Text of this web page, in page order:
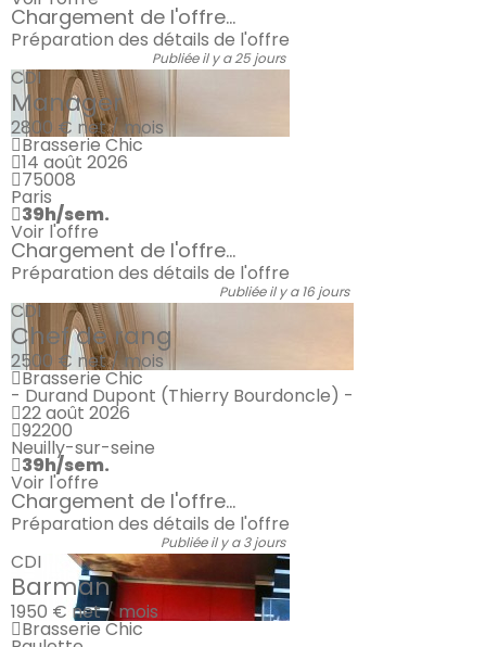
Chargement de l'offre...
Préparation des détails de l'offre
Publiée il y a 25 jours
CDI
Manager
2800 € net / mois
Brasserie Chic
14 août 2026
75008
Paris
39h/sem.
Voir l'offre
Chargement de l'offre...
Préparation des détails de l'offre
Publiée il y a 16 jours
CDI
Chef de rang
2500 € net / mois
Brasserie Chic
- Durand Dupont (Thierry Bourdoncle) -
22 août 2026
92200
Neuilly-sur-seine
39h/sem.
Voir l'offre
Chargement de l'offre...
Préparation des détails de l'offre
Publiée il y a 3 jours
CDI
Barman
1950 € net / mois
Brasserie Chic